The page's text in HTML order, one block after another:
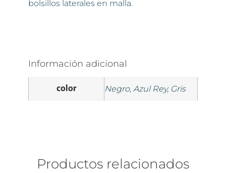
bolsillos laterales en malla.
Información adicional
color Negro, Azul Rey, Gris
Productos relacionados